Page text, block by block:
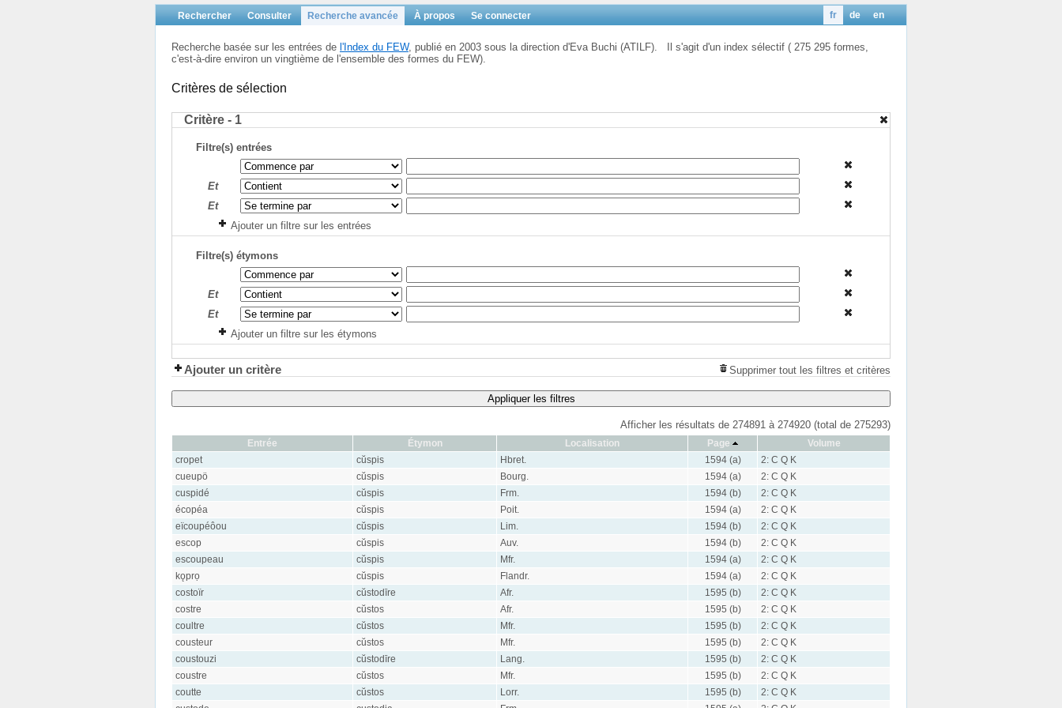
Rechercher Consulter Recherche avancée À propos Se connecter en
de
fr
Recherche basée sur les entrées de l'Index du FEW, publié en 2003 sous la direction d'Eva Buchi (ATILF). Il s'agit d'un index sélectif ( 275 295 formes,
c'est-à-dire environ un vingtième de l'ensemble des formes du FEW).
Critères de sélection
Critère - 1
Filtre(s) entrées
Et
Et
Ajouter un filtre sur les entrées
Filtre(s) étymons
Et
Et
Ajouter un filtre sur les étymons
Ajouter un critère Supprimer tout les filtres et critères
Appliquer les filtres
Afficher les résultats de 274891 à 274920 (total de 275293)
Entrée Étymon Localisation Page
Volume
cropet
cŭspis Hbret. 1594 (a)
2: C Q K
cueupö
cŭspis Bourg. 1594 (a)
2: C Q K
cuspidé
cŭspis Frm. 1594 (b)
2: C Q K
écopéa
cŭspis Poit. 1594 (a)
2: C Q K
eïcoupéôou
cŭspis Lim. 1594 (b)
2: C Q K
escop
cŭspis Auv. 1594 (b)
2: C Q K
escoupeau
cŭspis Mfr. 1594 (a)
2: C Q K
kǫprọ
cŭspis Flandr. 1594 (a)
2: C Q K
costoïr
cŭstodīre Afr. 1595 (b)
2: C Q K
costre
cŭstos Afr. 1595 (b)
2: C Q K
coultre
cŭstos Mfr. 1595 (b)
2: C Q K
cousteur
cŭstos Mfr. 1595 (b)
2: C Q K
coustouzi
cŭstodīre Lang. 1595 (b)
2: C Q K
coustre
cŭstos Mfr. 1595 (b)
2: C Q K
coutte
cŭstos Lorr. 1595 (b)
2: C Q K